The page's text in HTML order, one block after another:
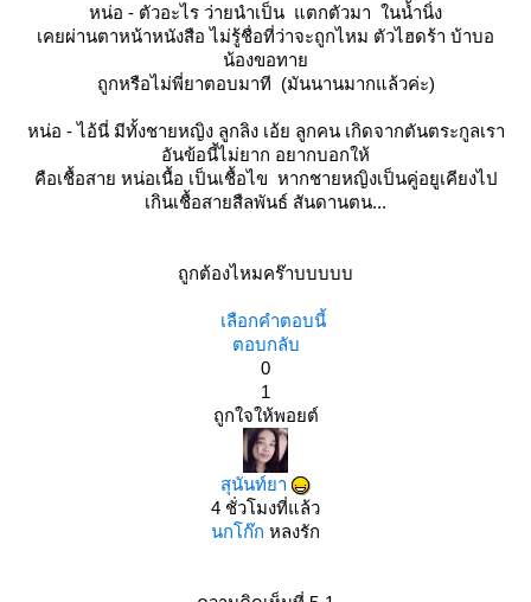
หน่อ - ตัวอะไร ว่ายนำเป็น แตกตัวมา ในน้ำนิ่ง
เคยผ่านตาหน้าหนังสือ ไม่รู้ชื่อที่ว่าจะถูกไหม ตัวไฮดร้า บ้าบอ
น้องขอทา
ถูกหรือไม่พี่ยาตอบมาที (มันนานมากแล้วค่ะ)
หน่อ - ไอ้นี่ มีทั้งชายหญิง ลูกลิง เอ้ย ลูกคน เกิดจากตันตระกูลเรา
อันข้อนี้ไม่ยาก อยากบอกให้
คือเชื้อสาย หน่อเนื้อ เป็นเชื้อไข หากชายหญิงเป็นคู่อยูเคียงไป
เกินเชื้อสายสืลพันธ์ สันดานตน...
ถูกต้องไหมคร๊าบบบบบ
เลือกคำตอบนี้
ตอบกลับ
0
1
ถูกใจให้พอยต์
สุนันท์ยา
4 ชั่วโมงที่แล้ว
นกโก๊ก หลงรัก